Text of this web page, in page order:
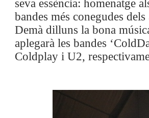
seva essència: homenatge
bandes més conegudes
Demà dilluns la bona
aplegarà les bandes
Coldplay i U2,